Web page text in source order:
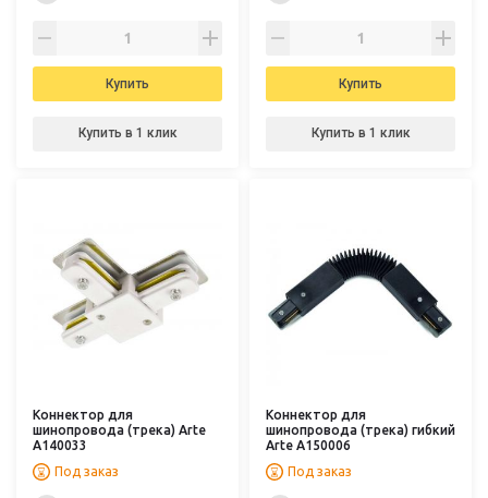
Купить
Купить в 1 клик
Купить
Купить в 1 клик
Коннектор для
шинопровода (трека) Arte
A140033
Под заказ
Коннектор для
шинопровода (трека) гибкий
Arte A150006
Под заказ